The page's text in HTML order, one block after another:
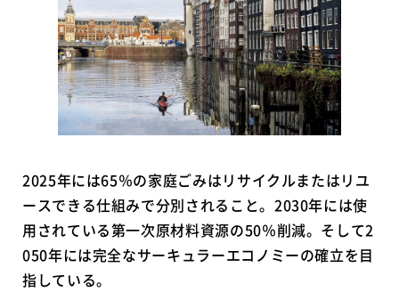
2025年には65％の家庭ごみはリサイクルまたはリユ
ースできる仕組みで分別されること。2030年には使
用されている第一次原材料資源の50％削減。そして2
050年には完全なサーキュラーエコノミーの確立を目
指している。